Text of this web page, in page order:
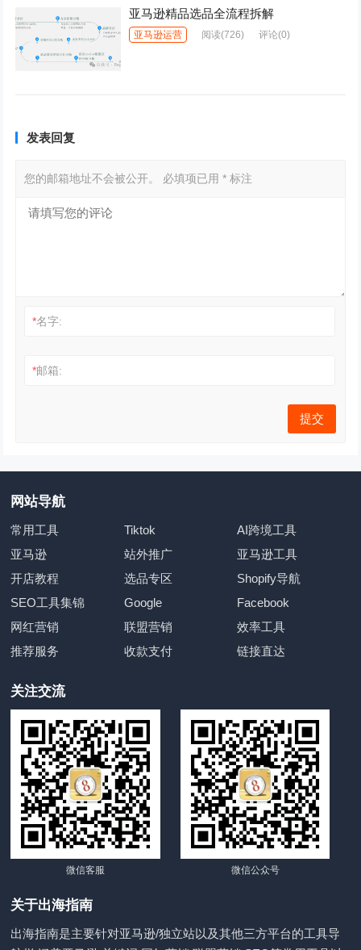
亚马逊精品选品全流程拆解
亚马逊运营 阅读(726) 评论(0)
发表回复
您的邮箱地址不会被公开。 必填项已用* 标注
*名字:
*邮箱:
网站导航
常用工具 Tiktok
AI跨境工具
亚马逊
站外推广
亚马逊工具
开店教程
选品专区
Shopify导航
SEO工具集锦
Google
Facebook
网红营销
联盟营销
效率工具
推荐服务
收款支付 链接直达
关注交流
微信客服 微信公众号
关于出海指南
出海指南是主要针对亚马逊/独立站以及其他三方平台的工具导